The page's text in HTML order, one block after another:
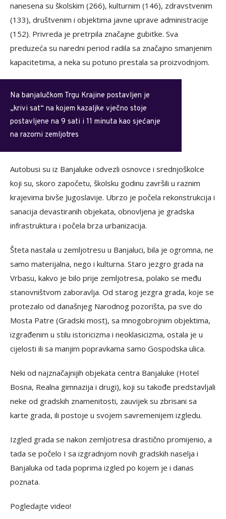
nanesena su školskim (266), kulturnim (146), zdravstvenim
(133), društvenim i objektima javne uprave administracije
(152). Privreda je pretrpila značajne gubitke. Sva
preduzeća su naredni period radila sa značajno smanjenim
kapacitetima, a neka su potuno prestala sa proizvodnjom.
Na banjalučkom Trgu Krajine postavljen je
„krivi sat“ na kojem kazaljke vječno stoje
postavljene na 9 sati i 11 minuta kao sjećanje
na razorni zemljotres
Autobusi su iz Banjaluke odvezli osnovce i srednjoškolce
koji su, skoro započetu, školsku godinu završili u raznim
krajevima bivše Jugoslavije. Ubrzo je počela rekonstrukcija i
sanacija devastiranih objekata, obnovljena je gradska
infrastruktura i počela brza urbanizacija.
Šteta nastala u zemljotresu u Banjaluci, bila je ogromna, ne
samo materijalna, nego i kulturna. Staro jezgro grada na
Vrbasu, kakvo je bilo prije zemljotresa, polako se među
stanovništvom zaboravlja. Od starog jezgra grada, koje se
protezalo od današnjeg Narodnog pozorišta, pa sve do
Mosta Patre (Gradski most), sa mnogobrojnim objektima,
izgrađenim u stilu istoricizma i neoklasicizma, ostala je u
cijelosti ili sa manjim popravkama samo Gospodska ulica.
Neki od najznačajnijih objekata centra Banjaluke (Hotel
Bosna, Realna gimnazija i drugi), koji su takođe predstavljali
neke od gradskih znamenitosti, zauvijek su zbrisani sa
karte grada, ili postoje u svojem savremenijem izgledu.
Izgled grada se nakon zemljotresa drastično promijenio, a
tada se počelo I sa izgradnjom novih gradskih naselja i
Banjaluka od tada poprima izgled po kojem je i danas
poznata.
Pogledajte video!